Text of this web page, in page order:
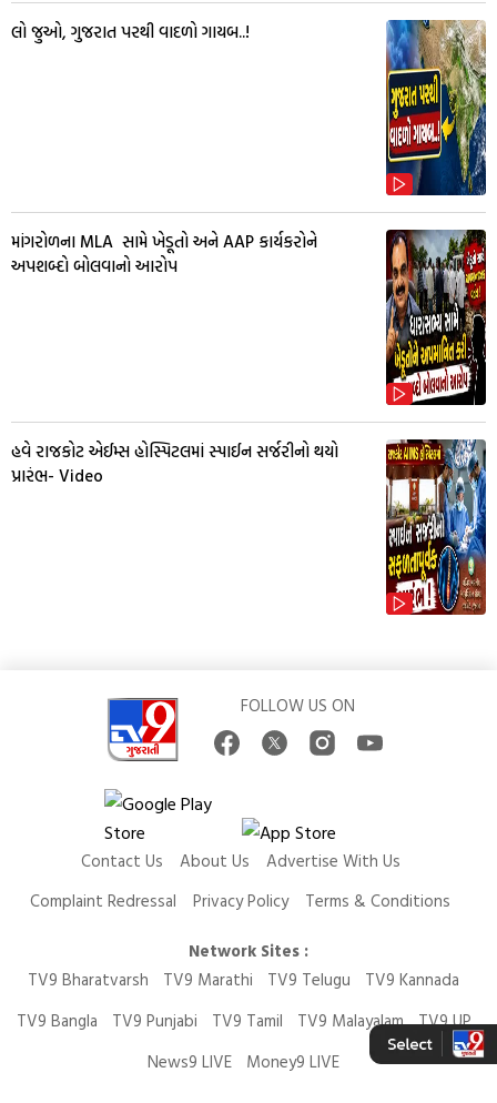
લો જુઓ, ગુજરાત પરથી વાદળો ગાયબ..!
માંગરોળના MLA સામે ખેડૂતો અને AAP કાર્યકરોને
અપશબ્દો બોલવાનો આરોપ
હવે રાજકોટ એઈમ્સ હોસ્પિટલમાં સ્પાઈન સર્જરીનો થયો
પ્રારંભ- Video
FOLLOW US ON
Contact Us About Us
Advertise With Us
Complaint Redressal
Privacy Policy
Terms & Conditions
Network Sites :
TV9 Bharatvarsh
TV9 Marathi TV9 Telugu
TV9 Kannada
TV9 Bangla
TV9 Punjabi TV9 Tamil TV9 Malayalam TV9 UP
News9 LIVE
Money9 LIVE